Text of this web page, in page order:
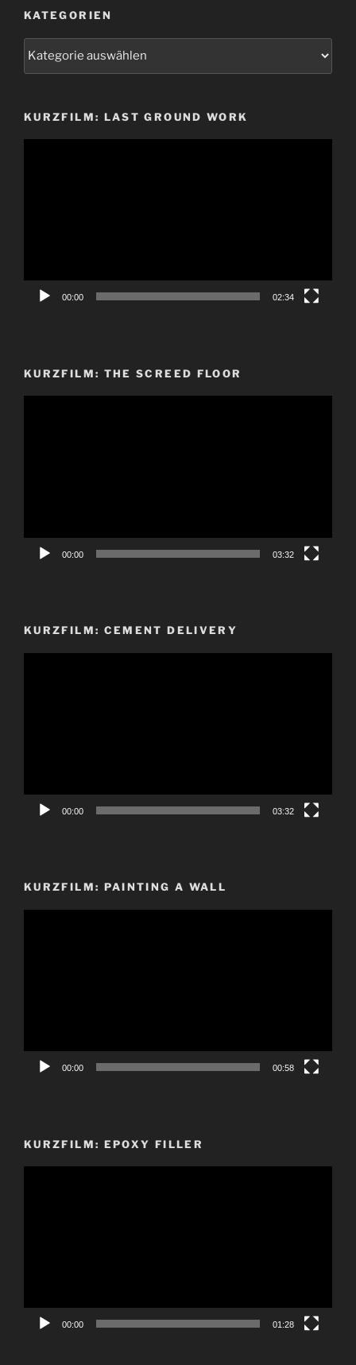
KATEGORIEN
KURZFILM: LAST GROUND WORK
00:00 02:34
KURZFILM: THE SCREED FLOOR
00:00 03:32
KURZFILM: CEMENT DELIVERY
00:00 03:32
KURZFILM: PAINTING A WALL
00:00 00:58
KURZFILM: EPOXY FILLER
00:00 01:28